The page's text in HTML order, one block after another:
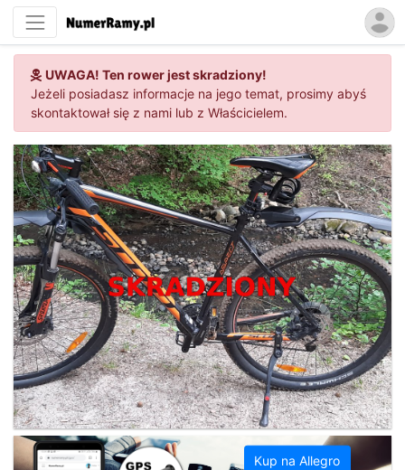
UWAGA! Ten rower jest skradziony!
Jeżeli posiadasz informacje na jego temat, prosimy abyś
skontaktował się z nami lub z Właścicielem.
Kup na Allegro